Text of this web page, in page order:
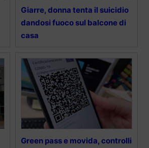
Giarre, donna tenta il suicidio
dandosi fuoco sul balcone di
casa
Green pass e movida, controlli